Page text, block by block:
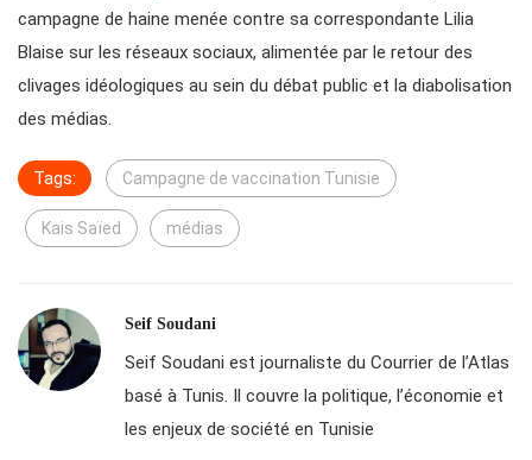
campagne de haine menée contre sa correspondante Lilia
Blaise sur les réseaux sociaux, alimentée par le retour des
clivages idéologiques au sein du débat public et la diabolisation
des médias.
Tags: Campagne de vaccination Tunisie
Kais Saïed médias
Seif Soudani
Seif Soudani est journaliste du Courrier de l’Atlas
basé à Tunis. Il couvre la politique, l’économie et
les enjeux de société en Tunisie